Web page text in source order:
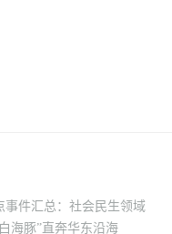
事件汇总：社会民生领域
海豚”直奔华东沿海